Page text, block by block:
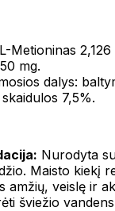
Metioninas
mg.
dalys:
7,5%.
Nurodyta
Maisto kiekį
amžių, veislę ir
šviežio